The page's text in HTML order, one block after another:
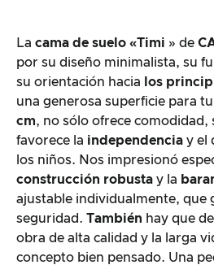
La cama de suelo «Timi » de
por su diseño minimalista, su
su orientación hacia
los
una generosa superficie para
cm, no sólo ofrece comodidad,
favorece la independencia y el
los niños. Nos impresionó
construcción robusta y la
ajustable individualmente, que
seguridad. También hay que
obra de alta calidad y la larga
concepto bien pensado. Una